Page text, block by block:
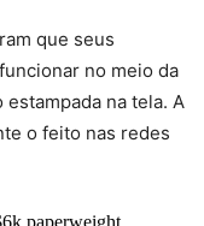
que seus
no meio da
na tela. A
o feito nas redes